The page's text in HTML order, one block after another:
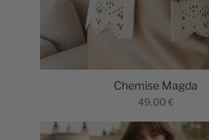
Chemise Magda
49,00 €